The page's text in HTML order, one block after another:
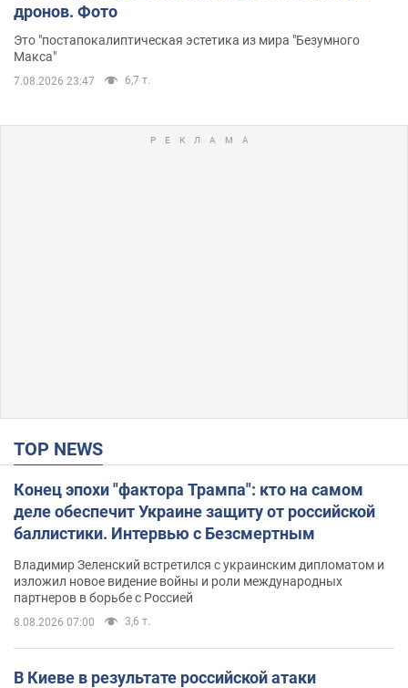
дронов. Фото
Это "постапокалиптическая эстетика из мира "Безумного
Макса"
7.08.2026 23:47 6,7 т.
TOP NEWS
Конец эпохи "фактора Трампа": кто на самом
деле обеспечит Украине защиту от российской
баллистики. Интервью с Безсмертным
Владимир Зеленский встретился с украинским дипломатом и
изложил новое видение войны и роли международных
партнеров в борьбе с Россией
8.08.2026 07:00 3,6 т.
В Киеве в результате российской атаки